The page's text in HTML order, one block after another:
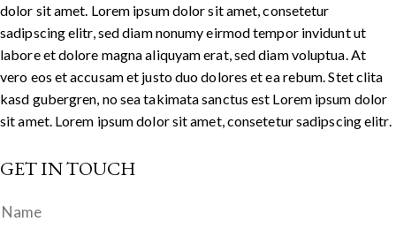
dolor sit amet. Lorem ipsum dolor sit amet, consetetur
sadipscing elitr, sed diam nonumy eirmod tempor invidunt ut
labore et dolore magna aliquyam erat, sed diam voluptua. At
vero eos et accusam et justo duo dolores et ea rebum. Stet clita
kasd gubergren, no sea takimata sanctus est Lorem ipsum dolor
sit amet. Lorem ipsum dolor sit amet, consetetur sadipscing elitr.
GET IN TOUCH